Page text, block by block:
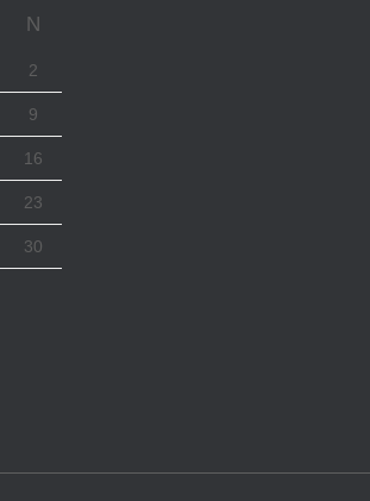
N
2
9
16
23
30